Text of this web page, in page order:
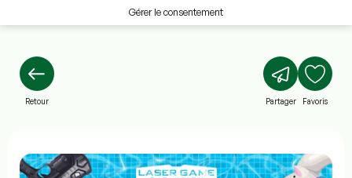
Gérer le consentement
Retour Partager Favoris